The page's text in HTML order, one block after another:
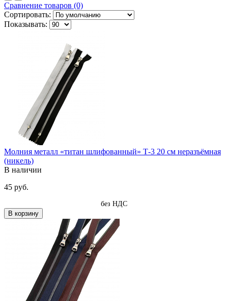
Сравнение товаров (0)
Сортировать:
Показывать:
Молния металл «титан шлифованный» Т-3 20 см неразъёмная
(никель)
В наличии
45 руб.
без НДС
В корзину